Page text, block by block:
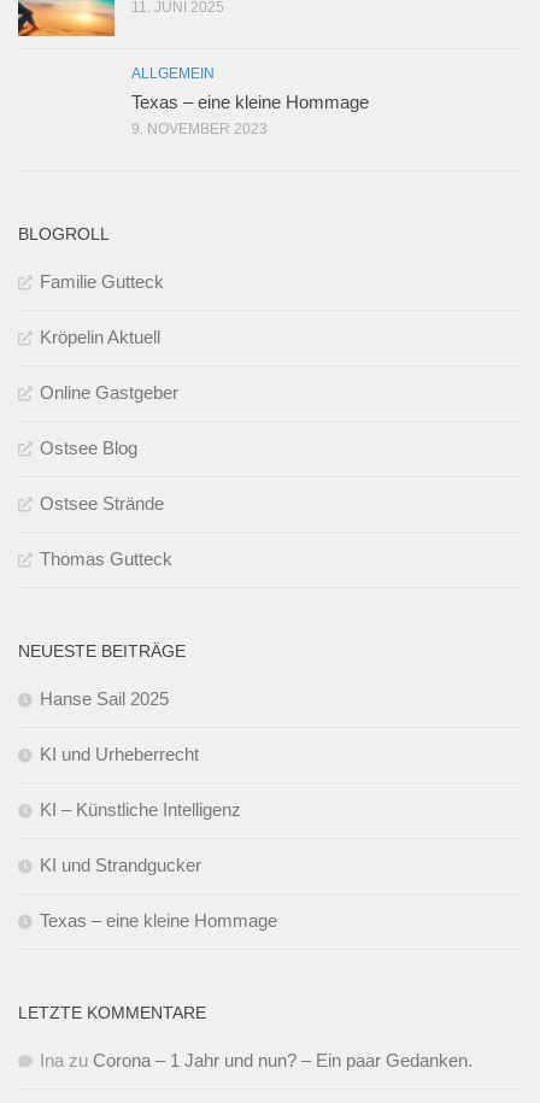
11. JUNI 2025
ALLGEMEIN
Texas – eine kleine Hommage
9. NOVEMBER 2023
BLOGROLL
Familie Gutteck
Kröpelin Aktuell
Online Gastgeber
Ostsee Blog
Ostsee Strände
Thomas Gutteck
NEUESTE BEITRÄGE
Hanse Sail 2025
KI und Urheberrecht
KI – Künstliche Intelligenz
KI und Strandgucker
Texas – eine kleine Hommage
LETZTE KOMMENTARE
Ina zu Corona – 1 Jahr und nun? – Ein paar Gedanken.